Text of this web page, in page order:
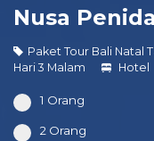
Nusa Penida
Paket Tour Bali Natal
Hari 3 Malam
Hotel
1 Orang
2 Orang